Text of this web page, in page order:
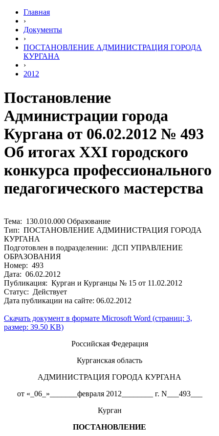
Главная
›
Документы
›
ПОСТАНОВЛЕНИЕ АДМИНИСТРАЦИЯ ГОРОДА
КУРГАНА
›
2012
Постановление
Администрации города
Кургана от 06.02.2012 № 493
Об итогах XXI городского
конкурса профессионального
педагогического мастерства
Тема: 130.010.000 Образование
Тип: ПОСТАНОВЛЕНИЕ АДМИНИСТРАЦИЯ ГОРОДА
КУРГАНА
Подготовлен в подразделении: ДСП УПРАВЛЕНИЕ
ОБРАЗОВАНИЯ
Номер: 493
Дата: 06.02.2012
Публикация: Курган и Курганцы № 15 от 11.02.2012
Статус: Действует
Дата публикации на сайте: 06.02.2012
Скачать документ в формате Microsoft Word (страниц: 3,
размер: 39.50 KB)
Российская Федерация
Курганская область
АДМИНИСТРАЦИЯ ГОРОДА КУРГАНА
от «_06_»_______февраля 2012________ г. N___493___
Курган
ПОСТАНОВЛЕНИЕ